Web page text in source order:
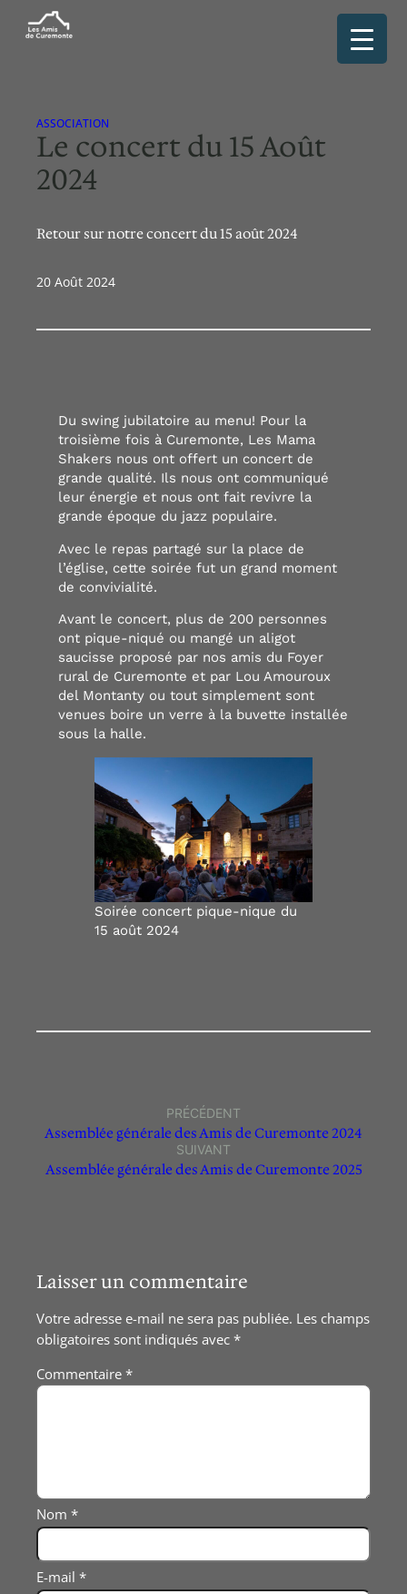
ASSOCIATION
Le concert du 15 Août
2024
Retour sur notre concert du 15 août 2024
20 Août 2024
Du swing jubilatoire au menu! Pour la
troisième fois à Curemonte, Les Mama
Shakers nous ont offert un concert de
grande qualité. Ils nous ont communiqué
leur énergie et nous ont fait revivre la
grande époque du jazz populaire.
Avec le repas partagé sur la place de
l’église, cette soirée fut un grand moment
de convivialité.
Avant le concert, plus de 200 personnes
ont pique-niqué ou mangé un aligot
saucisse proposé par nos amis du Foyer
rural de Curemonte et par Lou Amouroux
del Montanty ou tout simplement sont
venues boire un verre à la buvette installée
sous la halle.
Soirée concert pique-nique du
15 août 2024
PRÉCÉDENT
Assemblée générale des Amis de Curemonte 2024
SUIVANT
Assemblée générale des Amis de Curemonte 2025
Laisser un commentaire
Votre adresse e-mail ne sera pas publiée. Les champs
obligatoires sont indiqués avec*
Commentaire*
Nom*
E-mail*